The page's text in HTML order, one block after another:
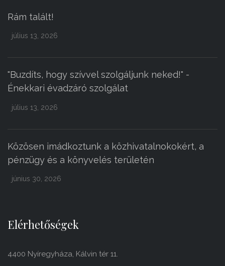
Rám talált!
július 13, 2026
"Buzdíts, hogy szívvel szolgáljunk neked!" -
Énekkari évadzáró szolgálat
július 13, 2026
Közösen imádkoztunk a közhivatalnokokért, a
pénzügy és a könyvelés területén
június 30, 2026
Elérhetőségek
4400 Nyíregyháza, Kálvin tér 11.